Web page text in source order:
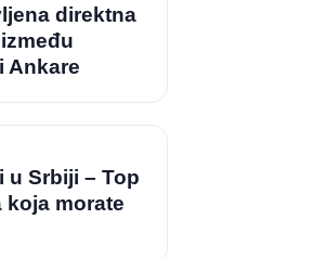
direktna
Ankare
u Srbiji – Top
koja morate